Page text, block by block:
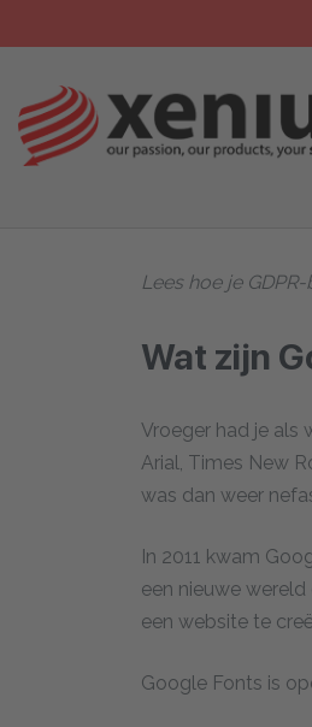
Lees hoe je
Wat zijn
Vroeger had je als
Arial, Times New
was dan weer
In 2011 kwam
een nieuwe
een website te
Google Fonts is